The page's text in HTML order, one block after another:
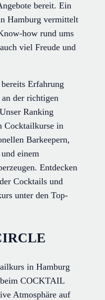
bereit. Ein
Hamburg vermittelt
how rund ums
viel Freude und
Erfahrung
an der richtigen
Ranking
Cocktailkurse in
Barkeepern,
einem
Entdecken
Cocktails und
unter den Top-
in Hamburg
COCKTAIL
Atmosphäre auf